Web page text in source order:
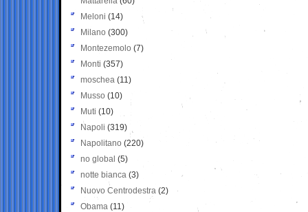
Meloni (14)
Milano (300)
Montezemolo (7)
Monti (357)
moschea (11)
Musso (10)
Muti (10)
Napoli (319)
Napolitano (220)
no global (5)
notte bianca (3)
Nuovo Centrodestra (2)
Obama (11)